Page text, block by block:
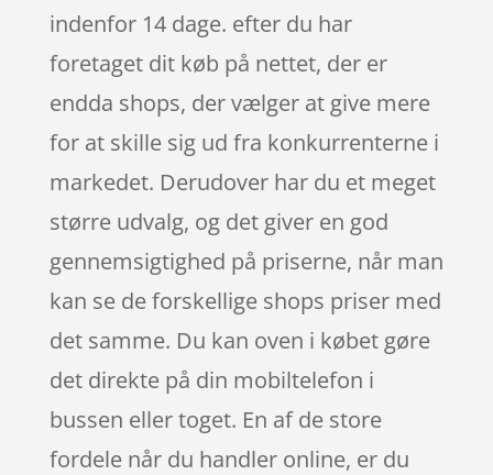
indenfor 14 dage. efter du har
foretaget dit køb på nettet, der er
endda shops, der vælger at give mere
for at skille sig ud fra konkurrenterne i
markedet. Derudover har du et meget
større udvalg, og det giver en god
gennemsigtighed på priserne, når man
kan se de forskellige shops priser med
det samme. Du kan oven i købet gøre
det direkte på din mobiltelefon i
bussen eller toget. En af de store
fordele når du handler online, er du